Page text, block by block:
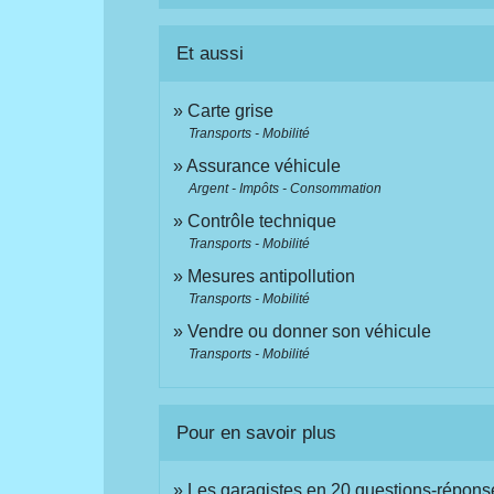
Et aussi
Carte grise
Transports - Mobilité
Assurance véhicule
Argent - Impôts - Consommation
Contrôle technique
Transports - Mobilité
Mesures antipollution
Transports - Mobilité
Vendre ou donner son véhicule
Transports - Mobilité
Pour en savoir plus